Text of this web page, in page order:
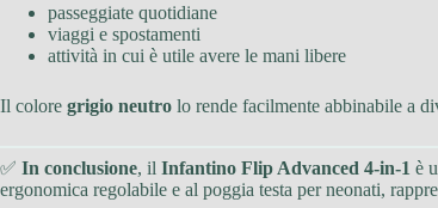
passeggiate quotidiane
viaggi e spostamenti
attività in cui è utile avere le mani libere
Il colore grigio neutro lo rende facilmente abbinabile a
✅ In conclusione, il Infantino Flip Advanced 4-in-1 è
ergonomica regolabile e al poggia testa per neonati,